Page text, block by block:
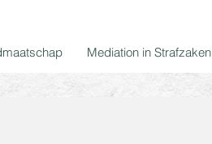
Mediation in Strafzaken